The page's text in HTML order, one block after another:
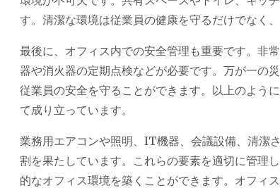
す。清潔な環境は従業員の健康を守るだけでなく
最後に、オフィス内での安全管理も重要です。非
器や消火器の定期点検などが必要です。万が一の
従業員の安全を守ることができます。以上のよう
て成り立っています。
業務用エアコンや照明、IT機器、会議設備、清潔
割を果たしています。これらの要素を適切に管理
的なオフィス環境を築くことができます。オフィ